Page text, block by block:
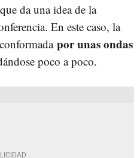
da una idea de la
En este caso, la
por unas ondas
poco a poco.